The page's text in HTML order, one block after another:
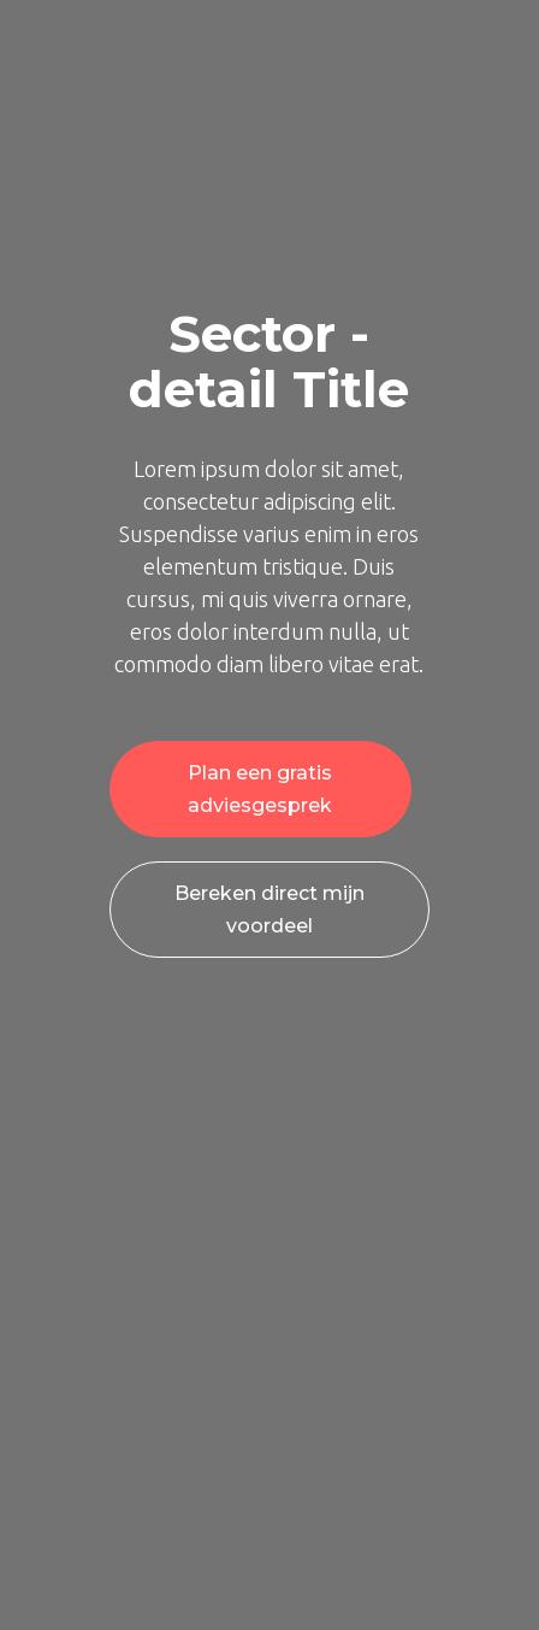
Sector -
detail Title
Lorem ipsum dolor sit amet,
consectetur adipiscing elit.
Suspendisse varius enim in eros
elementum tristique. Duis
cursus, mi quis viverra ornare,
eros dolor interdum nulla, ut
commodo diam libero vitae erat.
Plan een gratis
adviesgesprek
Bereken direct mijn
voordeel